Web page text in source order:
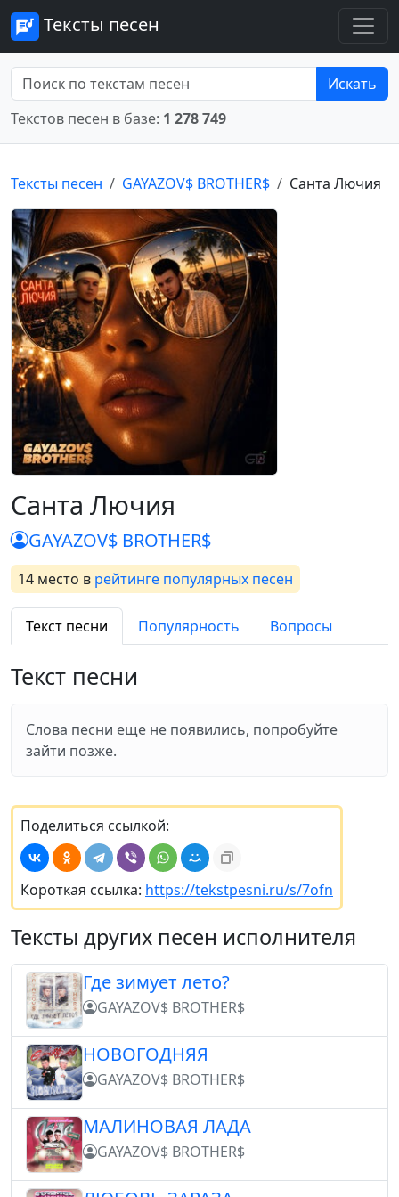
Тексты песен
Искать
Текстов песен в базе: 1 278 749
Тексты песен GAYAZOV$ BROTHER$ Санта Лючия
Санта Лючия
GAYAZOV$ BROTHER$
14 место в рейтинге популярных песен
Текст песни Популярность Вопросы
Текст песни
Слова песни еще не появились, попробуйте
зайти позже.
Поделиться ссылкой:
Короткая ссылка: https://tekstpesni.ru/s/7ofn
Тексты других песен исполнителя
Где зимует лето?
GAYAZOV$ BROTHER$
НОВОГОДНЯЯ
GAYAZOV$ BROTHER$
МАЛИНОВАЯ ЛАДА
GAYAZOV$ BROTHER$